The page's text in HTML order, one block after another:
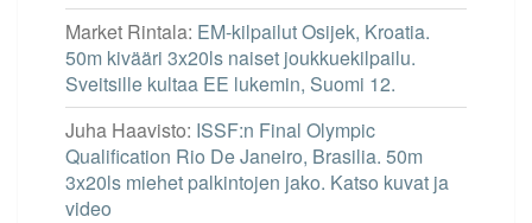
Market Rintala: EM-kilpailut Osijek, Kroatia.
50m kivääri 3x20ls naiset joukkuekilpailu.
Sveitsille kultaa EE lukemin, Suomi 12.
Juha Haavisto: ISSF:n Final Olympic
Qualification Rio De Janeiro, Brasilia. 50m
3x20ls miehet palkintojen jako. Katso kuvat ja
video